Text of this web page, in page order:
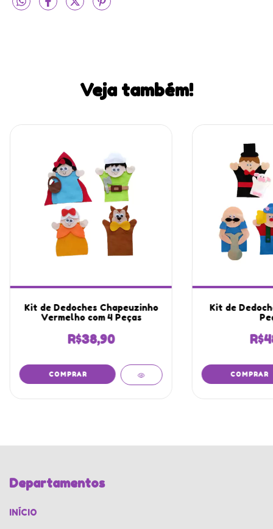
Veja também!
Kit de Dedoches Chapeuzinho
Vermelho com 4 Peças
R$38,90
Kit de
Departamentos
INÍCIO